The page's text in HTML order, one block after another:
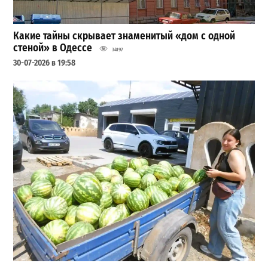
Какие тайны скрывает знаменитый «дом с одной
стеной» в Одессе
34197
30-07-2026 в 19:58